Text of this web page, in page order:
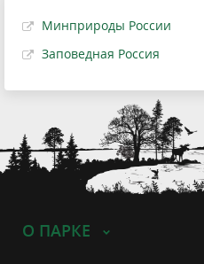
Минприроды России
Заповедная Россия
О ПАРКЕ